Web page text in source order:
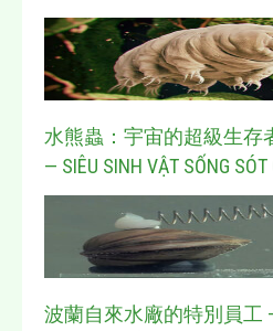
水熊蟲：宇宙的超級生存
— SIÊU SINH VẬT SỐNG SÓT
波蘭自來水廠的特別員工 –